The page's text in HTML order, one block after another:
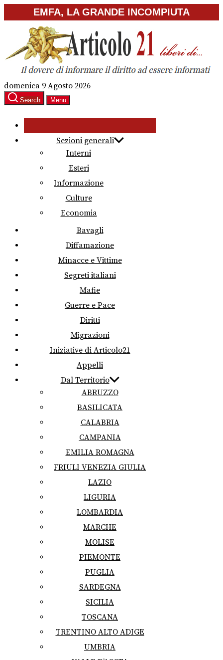
to
content
EMFA, LA GRANDE INCOMPIUTA
domenica 9 Agosto 2026
Search Menu
Sezioni generali
Interni
Esteri
Informazione
Culture
Economia
Bavagli
Diffamazione
Minacce e Vittime
Segreti italiani
Mafie
Guerre e Pace
Diritti
Migrazioni
Iniziative di Articolo21
Appelli
Dal Territorio
ABRUZZO
BASILICATA
CALABRIA
CAMPANIA
EMILIA ROMAGNA
FRIULI VENEZIA GIULIA
LAZIO
LIGURIA
LOMBARDIA
MARCHE
MOLISE
PIEMONTE
PUGLIA
SARDEGNA
SICILIA
TOSCANA
TRENTINO ALTO ADIGE
UMBRIA